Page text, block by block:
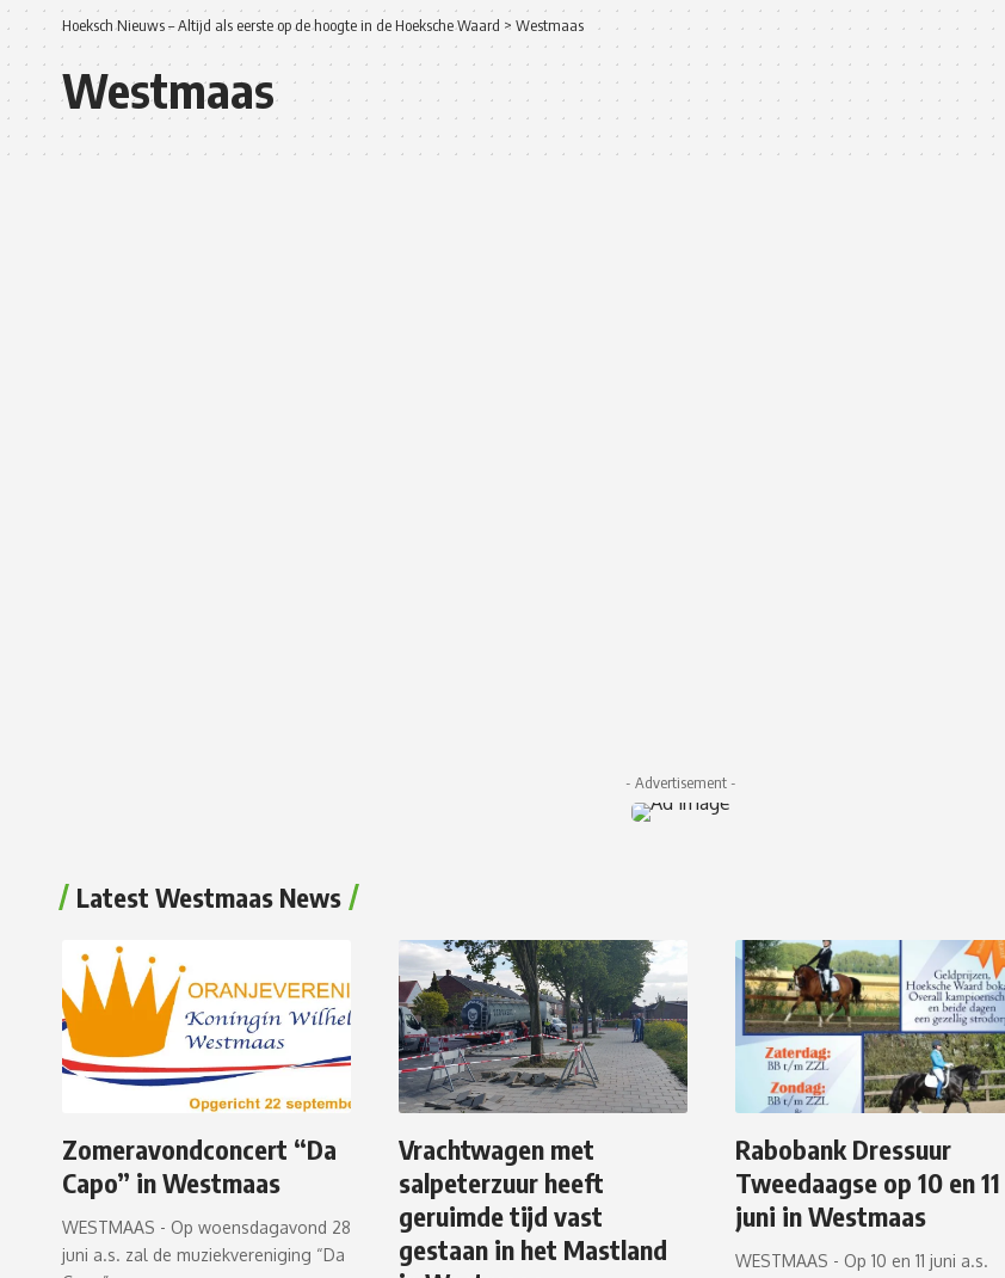
Hoeksch Nieuws – Altijd als eerste op de hoogte in de Hoeksche Waard > Westmaas
Westmaas
- Advertisement -
Latest Westmaas News
Zomeravondconcert “Da
Capo” in Westmaas
WESTMAAS - Op woensdagavond 28
juni a.s. zal de muziekvereniging “Da
Vrachtwagen met
salpeterzuur heeft
geruimde tijd vast
gestaan in het Mastland
Rabobank Dressuur
Tweedaagse op 10 en 11
juni in Westmaas
WESTMAAS - Op 10 en 11 juni a.s.